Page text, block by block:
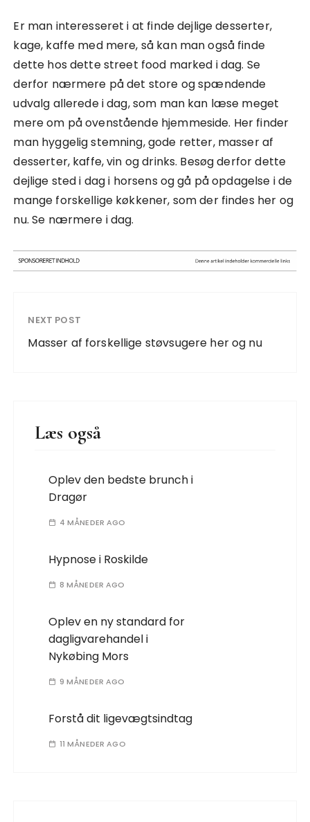
Er man interesseret i at finde dejlige desserter,
kage, kaffe med mere, så kan man også finde
dette hos dette street food marked i dag. Se
derfor nærmere på det store og spændende
udvalg allerede i dag, som man kan læse meget
mere om på ovenstående hjemmeside. Her finder
man hyggelig stemning, gode retter, masser af
desserter, kaffe, vin og drinks. Besøg derfor dette
dejlige sted i dag i horsens og gå på opdagelse i de
mange forskellige køkkener, som der findes her og
nu. Se nærmere i dag.
NEXT POST
Masser af forskellige støvsugere her og nu
Læs også
Oplev den bedste brunch i
Dragør
4 MÅNEDER AGO
Hypnose i Roskilde
8 MÅNEDER AGO
Oplev en ny standard for
dagligvarehandel i
Nykøbing Mors
9 MÅNEDER AGO
Forstå dit ligevægtsindtag
11 MÅNEDER AGO